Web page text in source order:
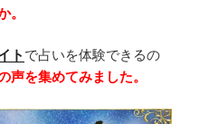
。
ト で占いを体験できるの
声を集めてみました。